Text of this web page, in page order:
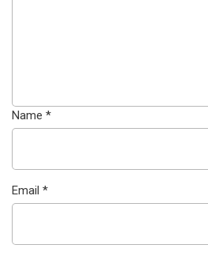
Name *
Email *